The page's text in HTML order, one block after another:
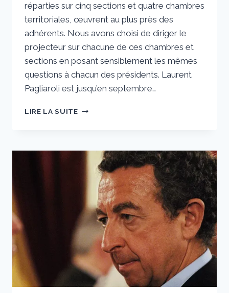
réparties sur cinq sections et quatre chambres
territoriales, œuvrent au plus près des
adhérents. Nous avons choisi de diriger le
projecteur sur chacune de ces chambres et
sections en posant sensiblement les mêmes
questions à chacun des présidents. Laurent
Pagliaroli est jusqu’en septembre…
LIRE LA SUITELAURENT
EST
EXIGEANT
QU’IL
TOUJOURS
TIRER
LA
PROFESSION
VERS
LE
HAUT »